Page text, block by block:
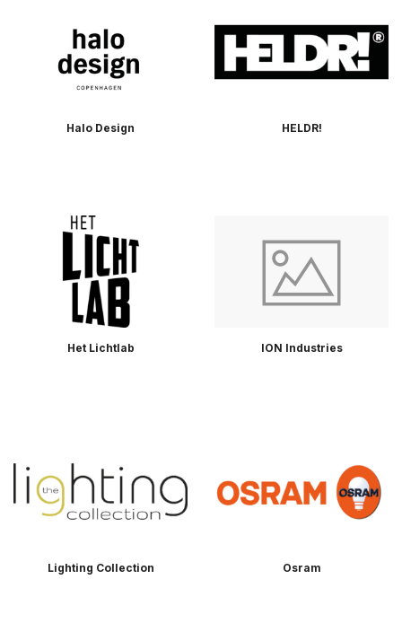
Halo Design HELDR!
Het Lichtlab ION Industries
Lighting Collection Osram